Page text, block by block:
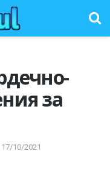
за
17/10/2021